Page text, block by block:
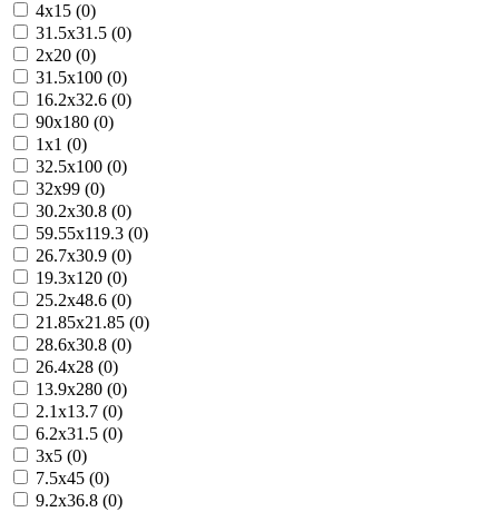
4x15 (0)
31.5x31.5 (0)
2x20 (0)
31.5x100 (0)
16.2x32.6 (0)
90x180 (0)
1x1 (0)
32.5x100 (0)
32x99 (0)
30.2x30.8 (0)
59.55x119.3 (0)
26.7x30.9 (0)
19.3x120 (0)
25.2x48.6 (0)
21.85x21.85 (0)
28.6x30.8 (0)
26.4x28 (0)
13.9x280 (0)
2.1x13.7 (0)
6.2x31.5 (0)
3x5 (0)
7.5x45 (0)
9.2x36.8 (0)